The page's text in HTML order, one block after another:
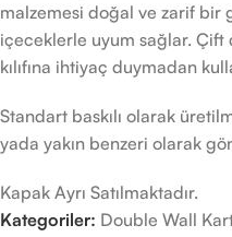
malzemesi doğal ve zarif bir
içeceklerle uyum sağlar. Çift
kılıfına ihtiyaç duymadan
Standart baskılı olarak
yada yakın benzeri olarak
Kapak Ayrı Satılmaktadır.
Kategoriler: Double Wall